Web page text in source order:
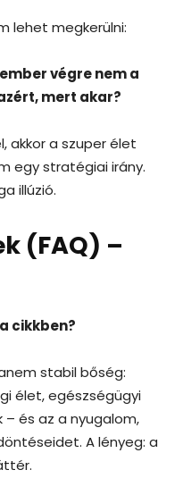
lehet megkerülni:
végre nem a
mert akar?
akkor a szuper élet
egy stratégiai irány.
illúzió.
(FAQ) –
cikkben?
stabil bőség:
élet, egészségügyi
és az a nyugalom,
A lényeg: a